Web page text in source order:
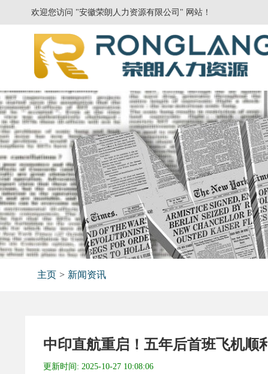
欢迎您访问 "安徽荣朗人力资源有限公司" 网站！
主页 > 新闻资讯
中印直航重启！五年后首班飞机顺
更新时间: 2025-10-27 10:08:06